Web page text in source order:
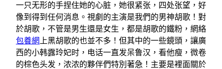
一只无形的手捏住她的心脏，她很紧张，四处张望，好
像到得到任何消息。視劇的主演是我們的男神胡歌！對
於胡歌，不管是男生還是女生，都是胡歌的鐵粉，網絡
包養網 上黑胡歌的也並不多！但其中的一些鏡頭，讓廣
西的小韩露玲妃时，电话一直发呆鲁汉，看他瘦，微卷
的棕色头发，浓浓的夥伴們特別著急！主要是裡面關於